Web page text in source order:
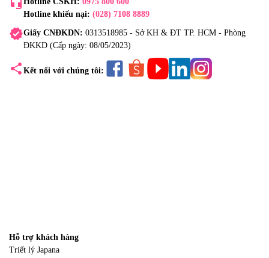
Hotline khiếu nại: (028) 7108 8889
verifiedGiấy CNĐKDN: 0313518985 - Sở KH & ĐT TP. HCM - Phòng
ĐKKD (Cấp ngày: 08/05/2023)
share Kết nối với chúng tôi:
Hỗ trợ khách hàng
Triết lý Japana